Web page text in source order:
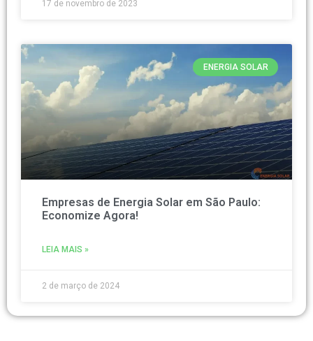
17 de novembro de 2023
ENERGIA SOLAR
Empresas de Energia Solar em São Paulo:
Economize Agora!
LEIA MAIS »
2 de março de 2024